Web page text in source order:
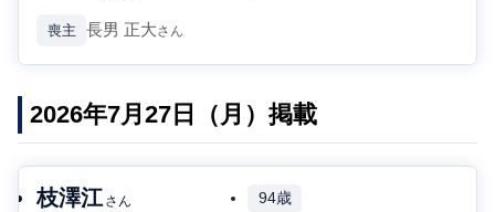
喪主 長男 正大さん
2026年7月27日（月）掲載
枝澤江 さん 94歳